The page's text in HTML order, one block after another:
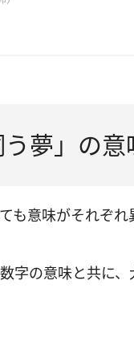
う夢」の意
も意味がそれぞれ
字の意味と共に